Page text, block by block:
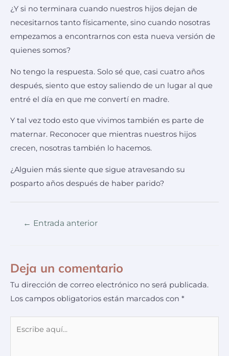
¿Y si no terminara cuando nuestros hijos dejan de
necesitarnos tanto físicamente, sino cuando nosotras
empezamos a encontrarnos con esta nueva versión de
quienes somos?
No tengo la respuesta. Solo sé que, casi cuatro años
después, siento que estoy saliendo de un lugar al que
entré el día en que me convertí en madre.
Y tal vez todo esto que vivimos también es parte de
maternar. Reconocer que mientras nuestros hijos
crecen, nosotras también lo hacemos.
¿Alguien más siente que sigue atravesando su
posparto años después de haber parido?
← Entrada anterior
Deja un comentario
Tu dirección de correo electrónico no será publicada.
Los campos obligatorios están marcados con *